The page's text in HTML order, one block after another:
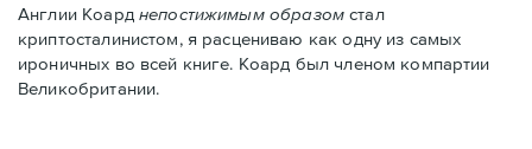
Англии Коард непостижимым образомстал
криптосталинистом, я расцениваю как одну из самых
ироничных во всей книге. Коард был членом компартии
Великобритании.